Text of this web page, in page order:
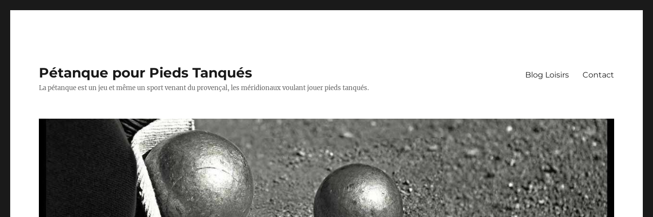
Pétanque pour Pieds Tanqués
La pétanque est un jeu et même un sport venant du provençal, les méridionaux voulant jouer pieds tanqués.
Blog Loisirs Contact